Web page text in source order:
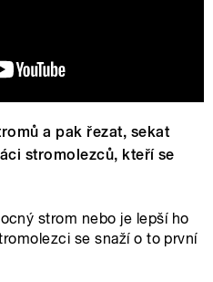
a pak řezat, sekat
stromolezců, kteří se
strom nebo je lepší ho
se snaží o to první